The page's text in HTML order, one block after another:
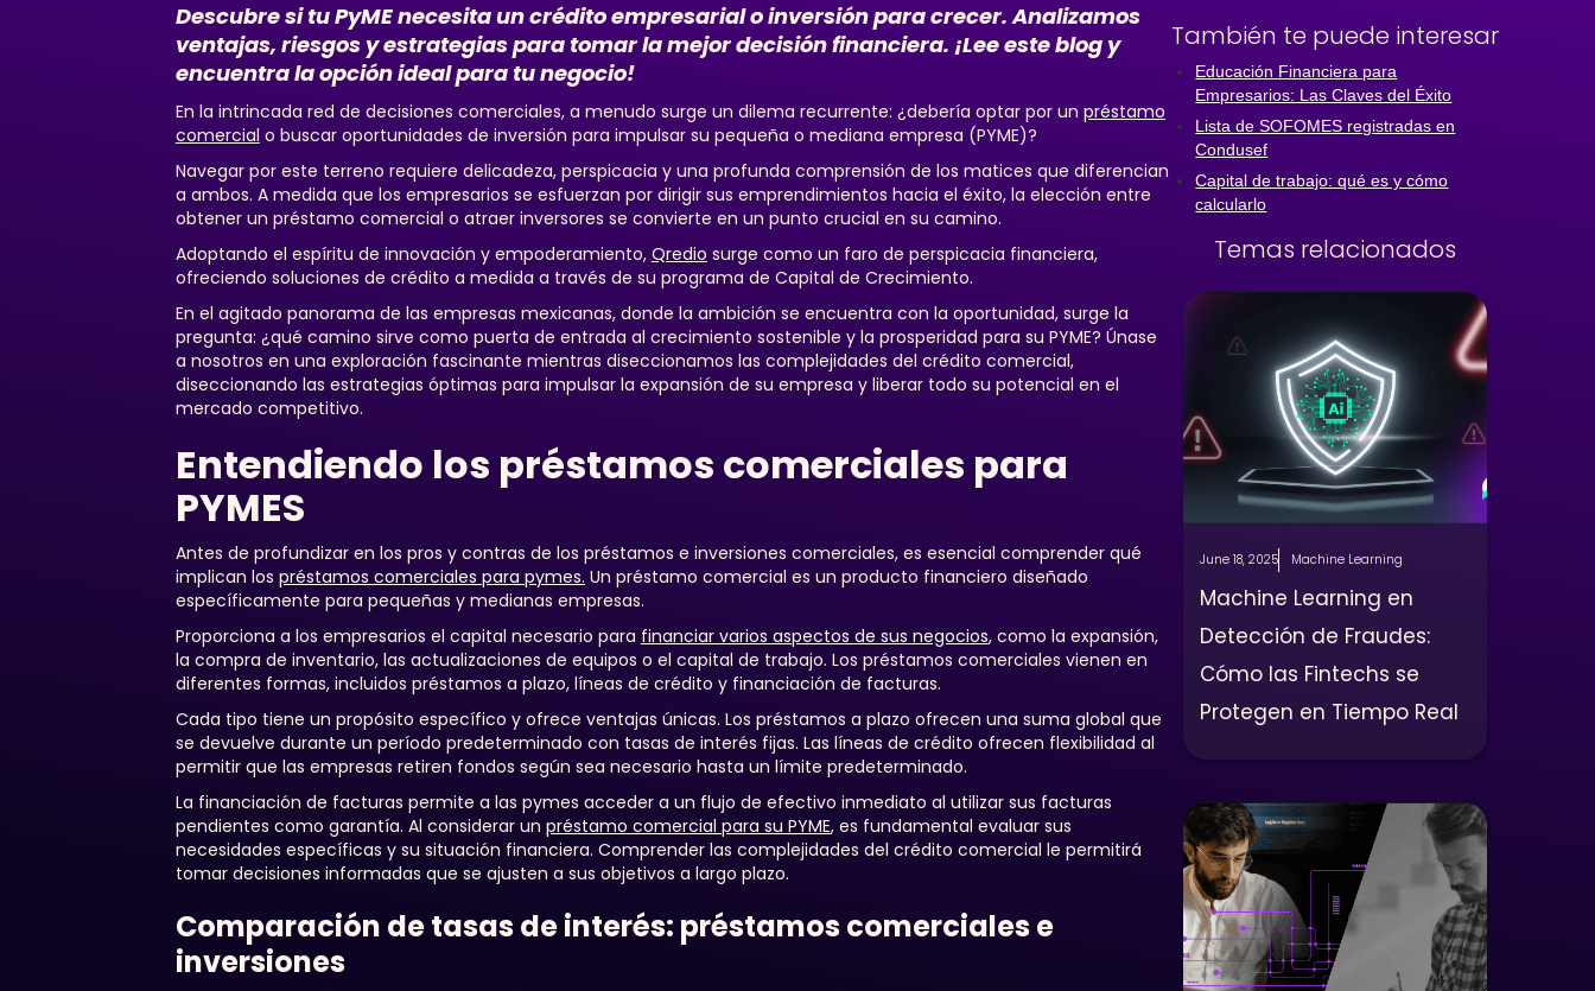
Descubre si tu PyME necesita un crédito empresarial o inversión para crecer. Analizamos
ventajas, riesgos y estrategias para tomar la mejor decisión financiera. ¡Lee este blog y
encuentra la opción ideal para tu negocio!
En la intrincada red de decisiones comerciales, a menudo surge un dilema recurrente: ¿debería optar por un préstamo
comercial o buscar oportunidades de inversión para impulsar su pequeña o mediana empresa (PYME)?
Navegar por este terreno requiere delicadeza, perspicacia y una profunda comprensión de los matices que diferencian
a ambos. A medida que los empresarios se esfuerzan por dirigir sus emprendimientos hacia el éxito, la elección entre
obtener un préstamo comercial o atraer inversores se convierte en un punto crucial en su camino.
Adoptando el espíritu de innovación y empoderamiento, Qredio surge como un faro de perspicacia financiera,
ofreciendo soluciones de crédito a medida a través de su programa de Capital de Crecimiento.
En el agitado panorama de las empresas mexicanas, donde la ambición se encuentra con la oportunidad, surge la
pregunta: ¿qué camino sirve como puerta de entrada al crecimiento sostenible y la prosperidad para su PYME? Únase
a nosotros en una exploración fascinante mientras diseccionamos las complejidades del crédito comercial,
diseccionando las estrategias óptimas para impulsar la expansión de su empresa y liberar todo su potencial en el
mercado competitivo.
Entendiendo los préstamos comerciales para
PYMES
Antes de profundizar en los pros y contras de los préstamos e inversiones comerciales, es esencial comprender qué
implican los préstamos comerciales para pymes. Un préstamo comercial es un producto financiero diseñado
específicamente para pequeñas y medianas empresas.
Proporciona a los empresarios el capital necesario para financiar varios aspectos de sus negocios, como la expansión,
la compra de inventario, las actualizaciones de equipos o el capital de trabajo. Los préstamos comerciales vienen en
diferentes formas, incluidos préstamos a plazo, líneas de crédito y financiación de facturas.
Cada tipo tiene un propósito específico y ofrece ventajas únicas. Los préstamos a plazo ofrecen una suma global que
se devuelve durante un período predeterminado con tasas de interés fijas. Las líneas de crédito ofrecen flexibilidad al
permitir que las empresas retiren fondos según sea necesario hasta un límite predeterminado.
La financiación de facturas permite a las pymes acceder a un flujo de efectivo inmediato al utilizar sus facturas
pendientes como garantía. Al considerar un préstamo comercial para su PYME, es fundamental evaluar sus
necesidades específicas y su situación financiera. Comprender las complejidades del crédito comercial le permitirá
tomar decisiones informadas que se ajusten a sus objetivos a largo plazo.
Comparación de tasas de interés: préstamos comerciales e
inversiones
También te puede interesar
Educación Financiera para
Empresarios: Las Claves del Éxito
Lista de SOFOMES registradas en
Condusef
Capital de trabajo: qué es y cómo
calcularlo
Temas relacionados
June 18, 2025 Machine Learning
Machine Learning en
Detección de Fraudes:
Cómo las Fintechs se
Protegen en Tiempo Real